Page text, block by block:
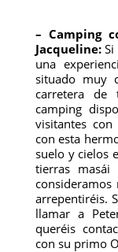
– Camping
Jacqueline:Si
una
situado muy
carretera de
camping
visitantes
con esta
suelo y cielos
tierras
arrepentiréis.
llamar a
queréis
con su primo